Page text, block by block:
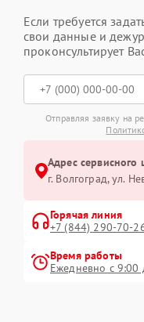
Если требуется
свои данные и
проконсультирует
Отправляя заявку на
Адрес сервисного
г. Волгоград, ул.
Горячая линия
+7 (844) 290-70-
Время работы
Ежедневно с 9:00